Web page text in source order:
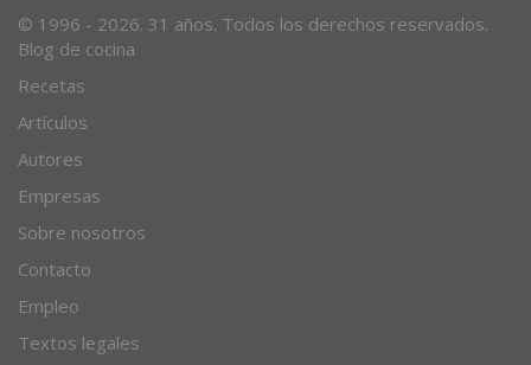
© 1996 - 2026. 31 años. Todos los derechos reservados.
Blog de cocina
Recetas
Artículos
Autores
Empresas
Sobre nosotros
Contacto
Empleo
Textos legales